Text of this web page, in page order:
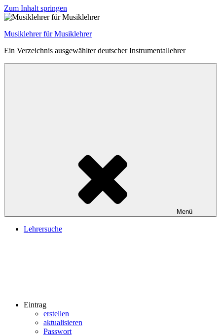
Zum Inhalt springen
Musiklehrer für Musiklehrer
Ein Verzeichnis ausgewählter deutscher Instrumentallehrer
Menü
Lehrersuche
Eintrag
erstellen
aktualisieren
Passwort